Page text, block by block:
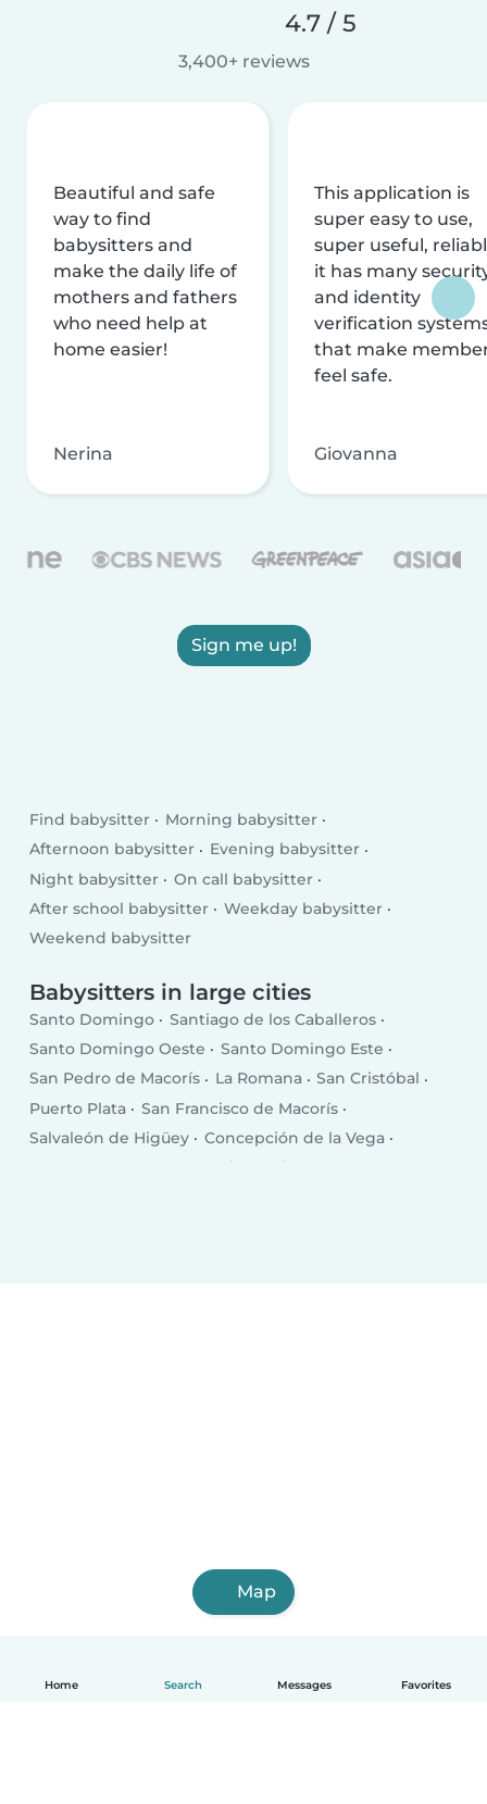
Home Search Messages Favorites
4.7 / 5
3,400+ reviews
Beautiful and safe
way to find
babysitters and
make the daily life of
mothers and fathers
who need help at
home easier!
Nerina
This application is
super easy to use,
super useful,
it has many
and identity
verification
that make
feel safe.
Giovanna
Sign me up!
Find babysitter
Morning babysitter
Afternoon babysitter
Evening babysitter
Night babysitter
On call babysitter
After school babysitter
Weekday babysitter
Weekend babysitter
Babysitters in large cities
Santo Domingo
Santiago de los Caballeros
Santo Domingo Oeste
Santo Domingo Este
San Pedro de Macorís
La Romana
San Cristóbal
Puerto Plata
San Francisco de Macorís
Salvaleón de Higüey
Concepción de la Vega
Santa Cruz de Barahona
Map